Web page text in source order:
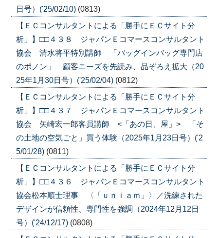
日号）('25/02/10) (0813)
【ＥＣコンサルタントによる「勝手にＥＣサイト分
析」】□□４３８ ジャパンＥコマースコンサルタント
協会 清水将平特別講師 「バッグインバッグ専門店
のポノン」 顧客ニーズを先読み、品ぞろえ拡大（20
25年1月30日号）('25/02/04) (0812)
【ＥＣコンサルタントによる「勝手にＥＣサイト分
析」】□□４３７ ジャパンＥコマースコンサルタント
協会 矢崎宏一郎客員講師 <「あの日、屋」> 「そ
の土地の空気ごと」買う体験（2025年1月23日号）('2
5/01/28) (0811)
【ＥＣコンサルタントによる「勝手にＥＣサイト分
析」】□□４３６ ジャパンＥコマースコンサルタント
協会松本順士理事 〈「ｕｎｉａｍ」〉／洗練された
デザインが信頼性、専門性を強調（2024年12月12日
号）('24/12/17) (0808)